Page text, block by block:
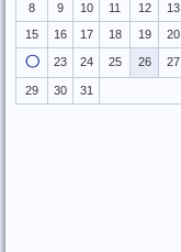
8 9 10 11 12 13
15
16 17 18 19 20
23 24 25 26 27
29 30 31